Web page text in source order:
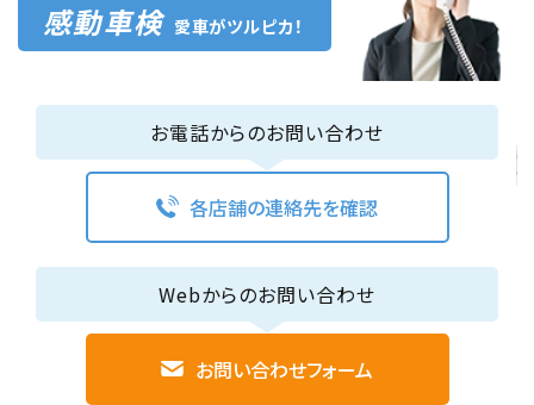
感動車検 愛車がツルピカ！
お電話からのお問い合わせ
各店舗の連絡先を確認
Webからのお問い合わせ
お問い合わせフォーム